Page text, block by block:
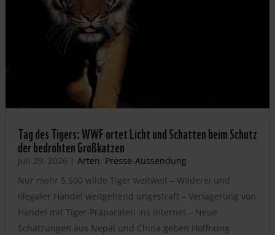
Tag des Tigers: WWF ortet Licht und Schatten beim Schutz
der bedrohten Großkatzen
Juli 29, 2026 | Arten, Presse-Aussendung
Nur mehr 5.500 wilde Tiger weltweit – Wilderei und
illegaler Handel weitgehend ungestraft – Verlagerung von
Handel mit Tiger-Präparaten ins Internet – Neue
Schätzungen aus Nepal und China geben Hoffnung